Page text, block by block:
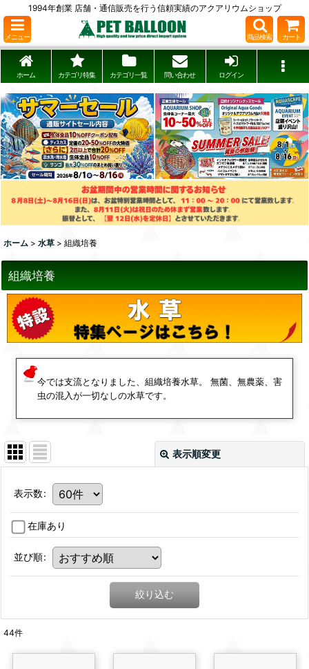
1994年創業 店舗・通信販売を行う信頼実績のアクアリウムショップ
メニュー 商品検索 カート
ホーム カテゴリ特集 カテゴリ一覧 問い合わせ ログイン
ホーム > 水草 > 組織培養
組織培養
今では支流となりました、組織培養水草。 無菌、無農薬、害
虫の混入が一切なしの水草です。
表示順変更
表示数:
在庫あり
並び順:
絞り込む
44件